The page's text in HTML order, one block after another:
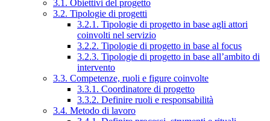
3.1. Obiettivi del progetto
3.2. Tipologie di progetti
3.2.1. Tipologie di progetto in base agli attori
coinvolti nel servizio
3.2.2. Tipologie di progetto in base al focus
3.2.3. Tipologie di progetto in base all’ambito di
intervento
3.3. Competenze, ruoli e figure coinvolte
3.3.1. Coordinatore di progetto
3.3.2. Definire ruoli e responsabilità
3.4. Metodo di lavoro